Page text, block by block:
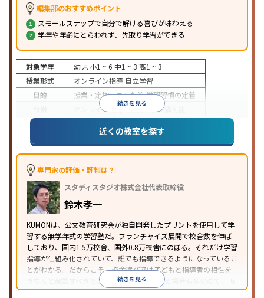
編集部のおすすめポイント
スモールステップで自分で解ける喜びが味わえる
学年や年齢にとらわれず、先取り学習ができる
続きを見る
対象学年 幼児 小1 ~ 6 中1 ~ 3 高1 ~ 3
授業形式
オンライン指導 自立学習
目的
授業・定期テスト対策学習習慣の定着
オンライン対応1科目から受講可能
近くの教室を探す
専門家の評価・評判は？
スタディスタジオ株式会社代表取締役
鈴木孝一
KUMONは、公文教育研究会が独自開発したプリントを使用して学
習する無学年式の学習塾だ。フランチャイズ展開で校舎数を伸ば
しており、国内1.5万校舎、国外0.8万校舎にのぼる。それだけ学習
指導が仕組み化されていて、誰でも指導できるようになっているこ
とがわかる。だからこそ、校舎選びでは子どもと指導者の相性を
きちんと確認すべきである。近所に2校舎ある場合も多いので、両
方見学してみることをオススメする。
続きを見る